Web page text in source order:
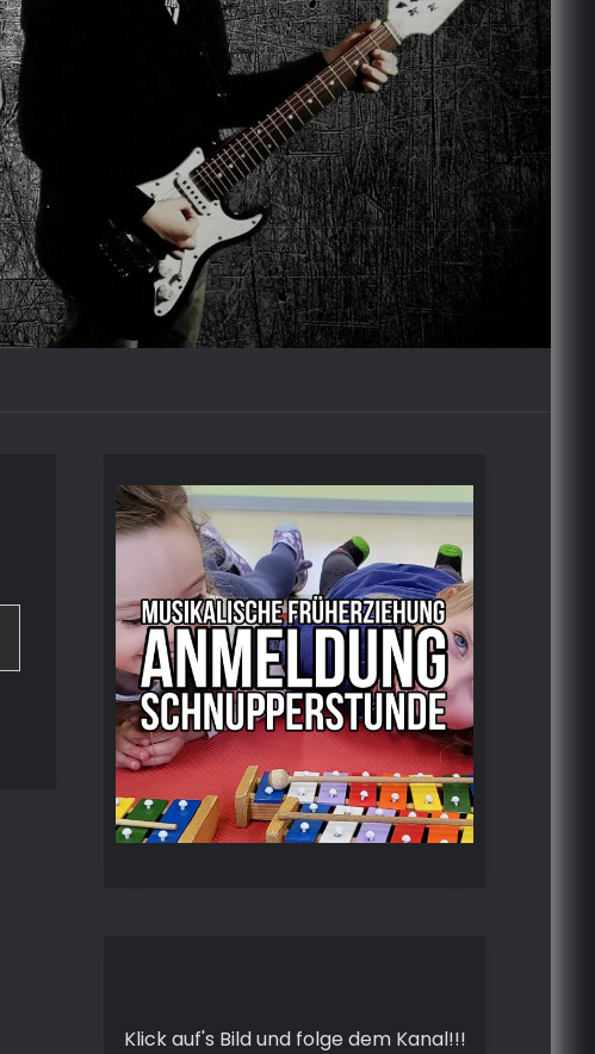
Klick auf's Bild und folge dem Kanal!!!